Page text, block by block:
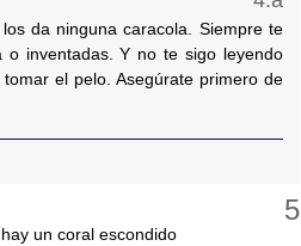
da ninguna caracola. Siempre te
o inventadas. Y no te sigo leyendo
el pelo. Asegúrate primero de
un coral escondido